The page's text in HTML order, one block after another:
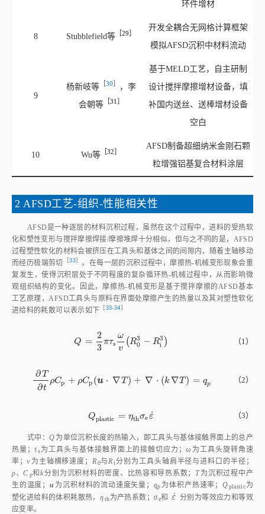
环件增材
8 Stubblefield等 ［29］
开发全耦合无网格计算框架
模拟AFSD沉积中材料流动
9
杨新岐等［ 30
，李
会朝等［31］
基于MELD工艺，自主研制
设计搅拌摩擦增材设备，填
补国内送丝、送棒增材设备
空白
10 Wu等 ［32］
AFSD制备超细纳米金刚石颗
粒增强铝基复合材料涂层
2 AFSD工艺‑组织‑性能相关性
AFSD是一种逐层的材料沉积过程，虽然在这个过程中，进料的受热软
化和塑性变形与搅拌摩擦焊接/摩擦堆焊十分相似，但与之不同的是，AFSD
过程塑性软化的材料会被挤压在工具头和基体之间的间隙内，随着主轴移动
而经历极端剪切 ［33］ 。在每一层的沉积过程中，摩擦热‑机械变形现象会重
复发生，使得沉积层处于不同程度的复杂循环热‑机械过程中，从而影响微
观组织结构的变化。因此，摩擦热‑机械变形是基于搅拌摩擦的AFSD基本
工艺原理，AFSD工具头与原料在界面处摩擦产生的热量以及其对塑性软化
进给料的耗散可以表示如 下 ［33‑34］
Q =
2
3
πτs
ω
v
(R3
0 − R3
i )
Q= 23πτsωvR03 -Ri3 （1）
∂T
∂t
ρCp + ρCp (u ⋅ ∇T ) + ∇ ⋅ (k ∇T ) = qp
∂ T∂ tρCp+ρ C pu⋅∇T+ ∇⋅k ∇Τ=qp （2）
Qplastic = ηthσeε
˙
Qplasti c=ηthσeε˙ （3）
式中：Q 为单位沉积长度的热输入，即工具头与基体接触界面上的总产
热量；τs为工具头与基体接触界面上的接触切应力；ω 为工具头旋转角速
率；v 为主轴横移速度； R0与R i分别为工具头轴肩半径与进料口的半径；
ρ、C p和k分别为沉积材料的密度、比热容和导热系数； T 为沉积过程中产
生的温度； u 为沉积材料的流动速度矢量； qp 为体积产热速率； Qplastic为
塑化进给料的体积耗散热， ηth为产热系数；σe和 ε
˙
ε˙ 分别为等效应力和等效
应变率。